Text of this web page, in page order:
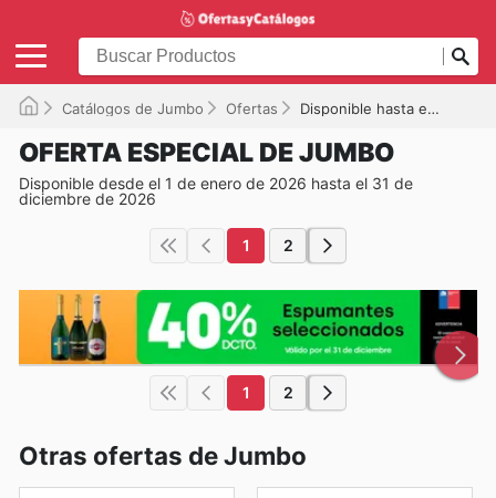
Catálogos de Jumbo Ofertas Disponible hasta el 31-12-2026
OFERTA ESPECIAL DE JUMBO
Disponible desde el 1 de enero de 2026 hasta el 31 de
diciembre de 2026
1 2
1 2
Otras ofertas de Jumbo